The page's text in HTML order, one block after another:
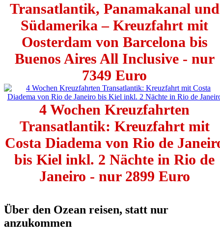
Transatlantik, Panamakanal und
Südamerika – Kreuzfahrt mit
Oosterdam von Barcelona bis
Buenos Aires All Inclusive - nur
7349 Euro
4 Wochen Kreuzfahrten
Transatlantik: Kreuzfahrt mit
Costa Diadema von Rio de
bis Kiel inkl. 2 Nächte in Rio de
Janeiro - nur 2899 Euro
Über den Ozean reisen, statt nur
anzukommen